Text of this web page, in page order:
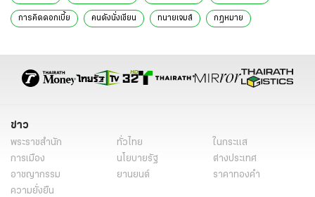
การคิดดอกเบี้ย คนดังนั่งเขียน ทนายเจมส์ กฏหมาย
ข่าว
พระราชสำนัก ทั่วไทย
ในกระแส
การเมือง
นโยบายรัฐ
ต่างประเทศ
อาชญากรรม
ยานยนต์
ราคาทองคำ
ความยั่งยืน